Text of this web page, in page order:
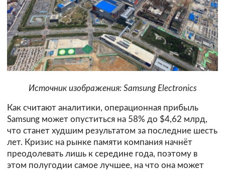
Источник изображения: Samsung Electronics
Как считают аналитики, операционная прибыль
Samsung может опуститься на 58% до $4,62 млрд,
что станет худшим результатом за последние шесть
лет. Кризис на рынке памяти компания начнёт
преодолевать лишь к середине года, поэтому в
этом полугодии самое лучшее, на что она может